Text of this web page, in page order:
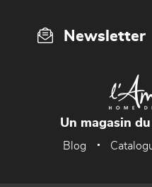
Newsletter
Un magasin
Blog